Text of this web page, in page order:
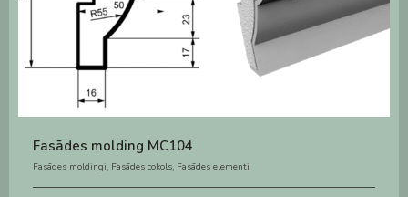
Fasādes molding MC104
Fasādes moldingi, Fasādes cokols, Fasādes elementi